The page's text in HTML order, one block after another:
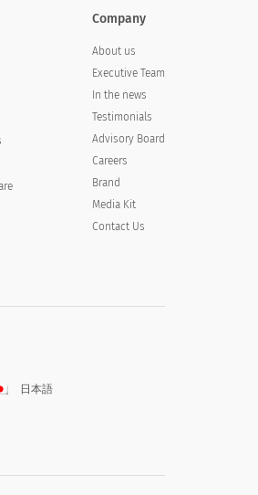
Company
About us
Executive Team
In the news
Testimonials
Advisory Board
Careers
Brand
Media Kit
Contact Us
日本語